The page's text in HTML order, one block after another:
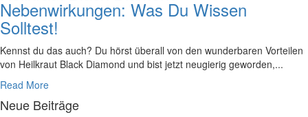
Nebenwirkungen: Was Du Wissen
Solltest!
Kennst du das auch? Du hörst überall von den wunderbaren Vorteilen
von Heilkraut Black Diamond und bist jetzt​ neugierig geworden,...
Read More
Neue Beiträge